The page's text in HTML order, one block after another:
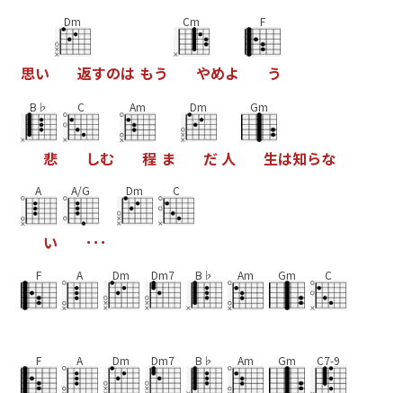
思い
Dm
返すのは もう
Cm
やめよ
F
う
B♭
悲
C
しむ
Am
程 ま
Dm
だ 人
Gm
生は知らな
A
い
A/G
･ ･ ･
Dm C
F A Dm Dm7 B♭ Am Gm C
F A Dm Dm7 B♭ Am Gm C7-9